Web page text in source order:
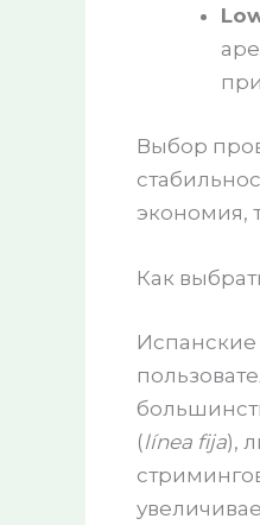
Выбор
экономия,
Как
(línea fija),